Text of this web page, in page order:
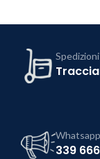
Whatsapp
339